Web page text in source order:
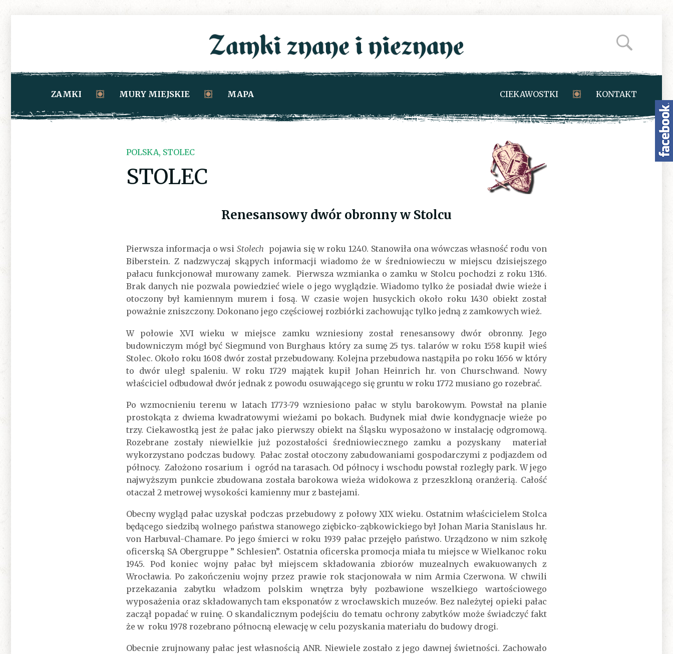
ZAMKI MURY MIEJSKIE MAPA CIEKAWOSTKI KONTAKT
POLSKA, STOLEC
STOLEC
Renesansowy dwór obronny w Stolcu
Pierwsza informacja o wsiStolech pojawia się w roku 1240. Stanowiła ona wówczas własność rodu von
Biberstein. Z nadzwyczaj skąpych informacji wiadomo że w średniowieczu w miejscu dzisiejszego
pałacu funkcjonował murowany zamek. Pierwsza wzmianka o zamku w Stolcu pochodzi z roku 1316.
Brak danych nie pozwala powiedzieć wiele o jego wyglądzie. Wiadomo tylko że posiadał dwie wieże i
otoczony był kamiennym murem i fosą. W czasie wojen husyckich około roku 1430 obiekt został
poważnie zniszczony. Dokonano jego częściowej rozbiórki zachowując tylko jedną z zamkowych wież.
W połowie XVI wieku w miejsce zamku wzniesiony został renesansowy dwór obronny. Jego
budowniczym mógł być Siegmund von Burghaus który za sumę 25 tys. talarów w roku 1558 kupił wieś
Stolec. Około roku 1608 dwór został przebudowany. Kolejna przebudowa nastąpiła po roku 1656 w który
to dwór uległ spaleniu. W roku 1729 majątek kupił Johan Heinrich hr. von Churschwand. Nowy
właściciel odbudował dwór jednak z powodu osuwającego się gruntu w roku 1772 musiano go rozebrać.
Po wzmocnieniu terenu w latach 1773-79 wzniesiono pałac w stylu barokowym. Powstał na planie
prostokąta z dwiema kwadratowymi wieżami po bokach. Budynek miał dwie kondygnacje wieże po
trzy. Ciekawostką jest że pałac jako pierwszy obiekt na Śląsku wyposażono w instalację odgromową.
Rozebrane zostały niewielkie już pozostałości średniowiecznego zamku a pozyskany materiał
wykorzystano podczas budowy. Pałac został otoczony zabudowaniami gospodarczymi z podjazdem od
północy. Założono rosarium i ogród na tarasach. Od północy i wschodu powstał rozległy park. W jego
najwyższym punkcie zbudowana została barokowa wieża widokowa z przeszkloną oranżerią. Całość
otaczał 2 metrowej wysokości kamienny mur z bastejami.
Obecny wygląd pałac uzyskał podczas przebudowy z połowy XIX wieku. Ostatnim właścicielem Stolca
będącego siedzibą wolnego państwa stanowego ziębicko-ząbkowickiego był Johan Maria Stanislaus hr.
von Harbuval-Chamare. Po jego śmierci w roku 1939 pałac przejęło państwo. Urządzono w nim szkołę
oficerską SA Obergruppe ” Schlesien”. Ostatnia oficerska promocja miała tu miejsce w Wielkanoc roku
1945. Pod koniec wojny pałac był miejscem składowania zbiorów muzealnych ewakuowanych z
Wrocławia. Po zakończeniu wojny przez prawie rok stacjonowała w nim Armia Czerwona. W chwili
przekazania zabytku władzom polskim wnętrza były pozbawione wszelkiego wartościowego
wyposażenia oraz składowanych tam eksponatów z wrocławskich muzeów. Bez należytej opieki pałac
zaczął popadać w ruinę. O skandalicznym podejściu do tematu ochrony zabytków może świadczyć fakt
że w roku 1978 rozebrano północną elewację w celu pozyskania materiału do budowy drogi.
Obecnie zrujnowany pałac jest własnością ANR. Niewiele zostało z jego dawnej świetności. Zachowało